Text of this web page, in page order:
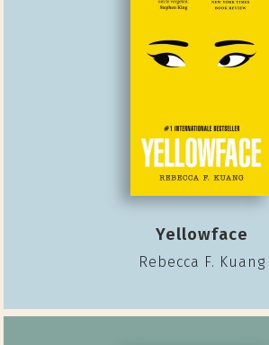
Yellowface
Rebecca F. Kuang